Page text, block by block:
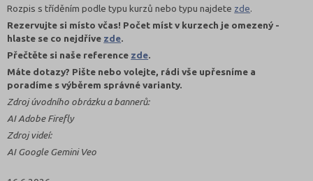
Rozpis s tříděním podle typu kurzů nebo typu najdete zde.
Rezervujte si místo včas! Počet míst v kurzech je omezený -
hlaste se co nejdříve zde.
Přečtěte si naše reference zde.
Máte dotazy? Pište nebo volejte, rádi vše upřesníme a
poradíme s výběrem správné varianty.
Zdroj úvodního obrázku a bannerů:
AI Adobe Firefly
Zdroj videí:
AI Google Gemini Veo